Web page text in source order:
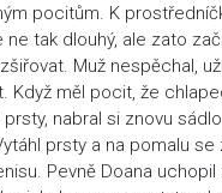
pocitům. K
ne tak dlouhý, ale zato
Muž nespěchal,
Když měl pocit, že
nabral si znovu
prsty a na pomalu se
Pevně Doana uchopil